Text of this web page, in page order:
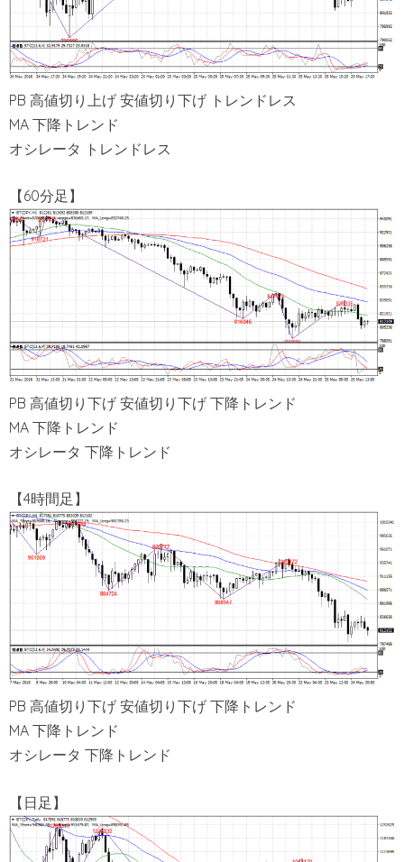
PB 高値切り上げ 安値切り下げ トレンドレス
MA 下降トレンド
オシレータ トレンドレス
【60分足】
PB 高値切り下げ 安値切り下げ 下降トレンド
MA 下降トレンド
オシレータ 下降トレンド
【4時間足】
PB 高値切り下げ 安値切り下げ 下降トレンド
MA 下降トレンド
オシレータ 下降トレンド
【日足】